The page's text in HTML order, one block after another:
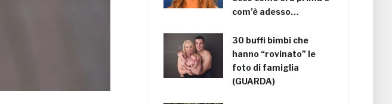
com’è adesso…
30 buffi bimbi che
hanno “rovinato” le
foto di famiglia
(GUARDA)